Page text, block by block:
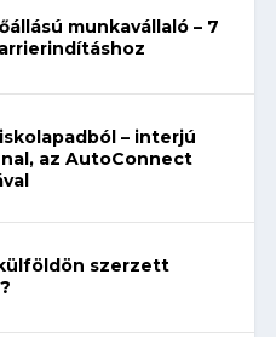
munkavállaló – 7
– interjú
az AutoConnect
szerzett